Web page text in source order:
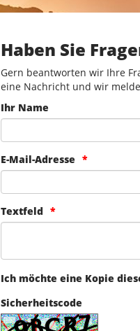
Haben Sie
Gern beantworten wir Ihre
eine Nachricht und wir
Ihr Name
E-Mail-Adresse
Textfeld
Ich möchte eine Kopie
Sicherheitscode